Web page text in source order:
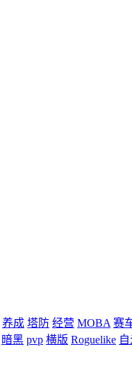
养成 塔防 经营 MOBA 赛
暗黑 pvp 横版 Roguelike